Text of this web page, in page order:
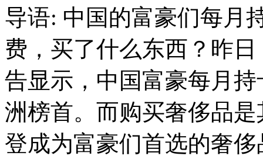
导语: 中国的富豪们每月
费，买了什么东西？昨
告显示，中国富豪每月
洲榜首。而购买奢侈品
登成为富豪们首选的奢侈